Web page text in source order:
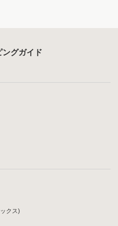
ングガイド
クス)